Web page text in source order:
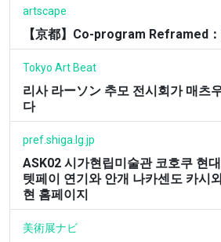
artscape
【京都】Co-program Reframed
Tokyo Art Beat
리사 라ーソン 추모 전시회가 매츠
다
pref.shiga.lg.jp
ASK02 시가현립미술관 코호쿠 현
텟페이 연기와 안개 나카센도 카시
현 홈페이지
美術展ナビ